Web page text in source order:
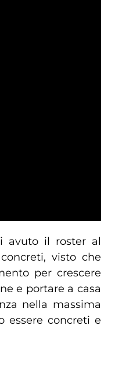
avuto il roster al
visto che
per crescere
e portare a casa
nella massima
essere concreti e